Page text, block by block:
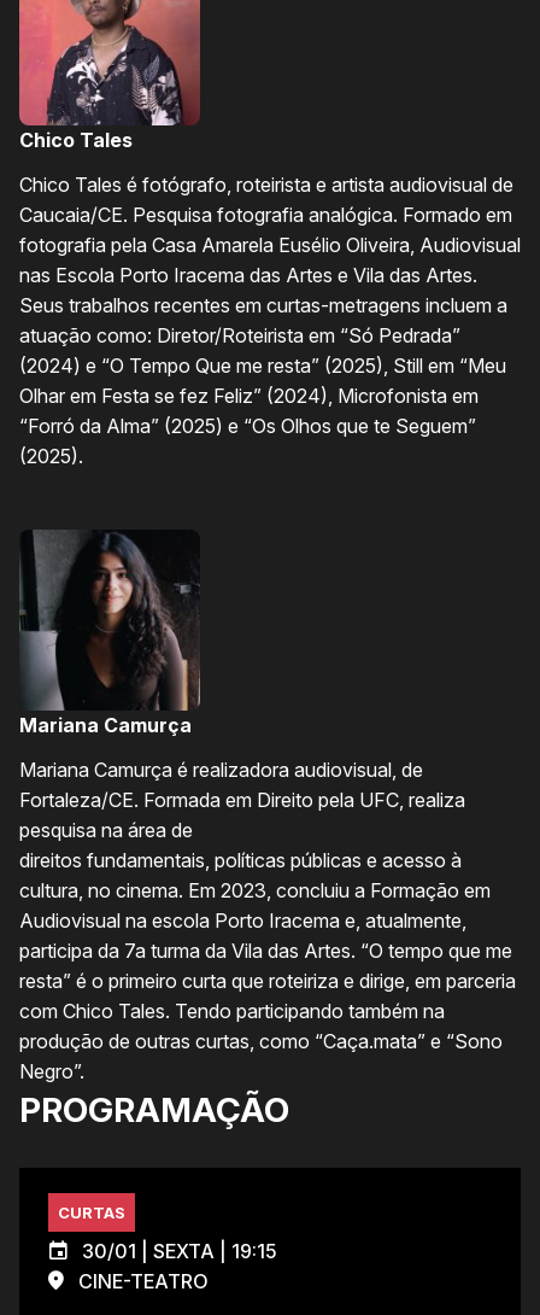
Chico Tales
Chico Tales é fotógrafo, roteirista e artista audiovisual de
Caucaia/CE. Pesquisa fotografia analógica. Formado em
fotografia pela Casa Amarela Eusélio Oliveira, Audiovisual
nas Escola Porto Iracema das Artes e Vila das Artes.
Seus trabalhos recentes em curtas-metragens incluem a
atuação como: Diretor/Roteirista em “Só Pedrada”
(2024) e “O Tempo Que me resta” (2025), Still em “Meu
Olhar em Festa se fez Feliz” (2024), Microfonista em
“Forró da Alma” (2025) e “Os Olhos que te Seguem”
(2025).
Mariana Camurça
Mariana Camurça é realizadora audiovisual, de
Fortaleza/CE. Formada em Direito pela UFC, realiza
pesquisa na área de
direitos fundamentais, políticas públicas e acesso à
cultura, no cinema. Em 2023, concluiu a Formação em
Audiovisual na escola Porto Iracema e, atualmente,
participa da 7a turma da Vila das Artes. “O tempo que me
resta” é o primeiro curta que roteiriza e dirige, em parceria
com Chico Tales. Tendo participando também na
produção de outras curtas, como “Caça.mata” e “Sono
Negro”.
PROGRAMAÇÃO
CURTAS
30/01 | SEXTA | 19:15
CINE-TEATRO